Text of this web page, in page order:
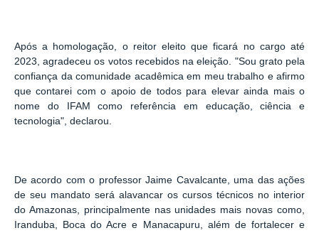
Após a homologação, o reitor eleito que ficará no cargo até
2023, agradeceu os votos recebidos na eleição. "Sou grato pela
confiança da comunidade acadêmica em meu trabalho e afirmo
que contarei com o apoio de todos para elevar ainda mais o
nome do IFAM como referência em educação, ciência e
tecnologia", declarou.
De acordo com o professor Jaime Cavalcante, uma das ações
de seu mandato será alavancar os cursos técnicos no interior
do Amazonas, principalmente nas unidades mais novas como,
Iranduba, Boca do Acre e Manacapuru, além de fortalecer e